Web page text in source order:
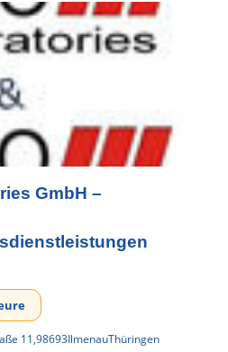
GmbH –
11,98693IlmenauThüringen